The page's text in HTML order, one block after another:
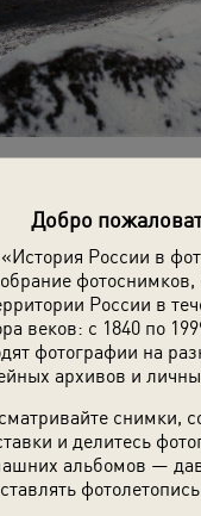
Добро
России в
России в
веков: с 1840 по
фотографии на
архивов и
снимки,
и делитесь
альбомов —
г. Бежецк